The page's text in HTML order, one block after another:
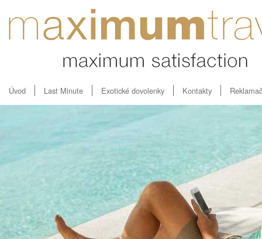
Úvod Last Minute Exotické dovolenky Kontakty